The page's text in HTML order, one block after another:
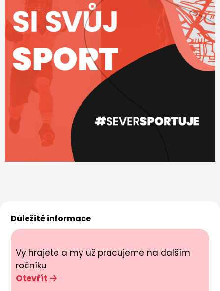
Důležité informace
Vy hrajete a my už pracujeme na dalším
ročníku
Otevřít